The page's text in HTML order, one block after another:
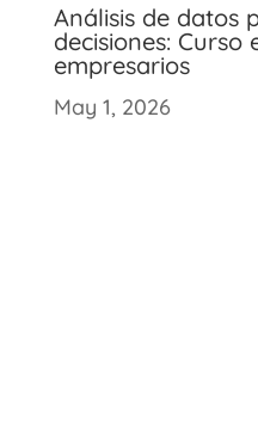
Análisis de datos
decisiones: Curso
empresarios
May 1, 2026